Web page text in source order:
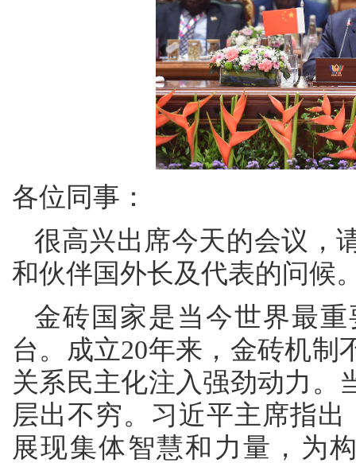
各位同事：
很高兴出席今天的会议，
和伙伴国外长及代表的问候
金砖国家是当今世界最
台。成立20年来，金砖机制
关系民主化注入强劲动力。
层出不穷。习近平主席指
展现集体智慧和力量，为